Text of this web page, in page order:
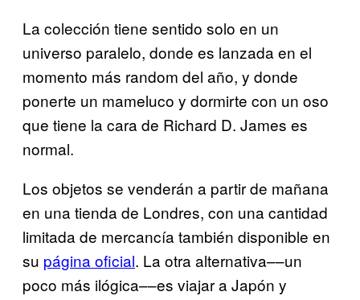
La colección tiene sentido solo en un
universo paralelo, donde es lanzada en el
momento más random del año, y donde
ponerte un mameluco y dormirte con un oso
que tiene la cara de Richard D. James es
normal.
Los objetos se venderán a partir de mañana
en una tienda de Londres, con una cantidad
limitada de mercancía también disponible en
su página oficial. La otra alternativa––un
poco más ilógica––es viajar a Japón y